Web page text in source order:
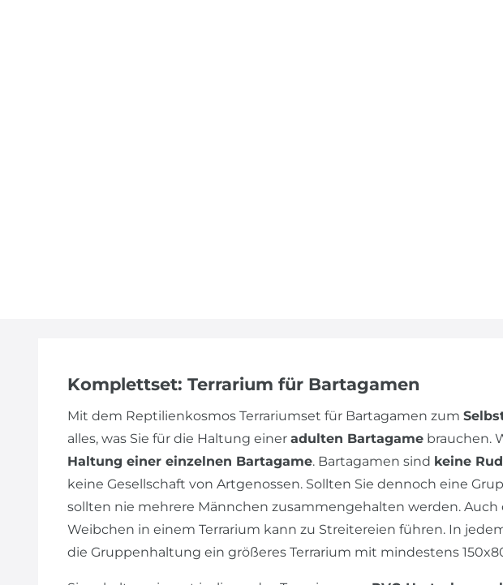
Komplettset: Terrarium für Bartagamen
Mit dem Reptilienkosmos Terrariumset für Bartagamen zum
alles, was Sie für die Haltung einer adulten Bartagame brauchen.
Haltung einer einzelnen Bartagame. Bartagamen sind keine
keine Gesellschaft von Artgenossen. Sollten Sie dennoch eine
sollten nie mehrere Männchen zusammengehalten werden.
Weibchen in einem Terrarium kann zu Streitereien führen. In
die Gruppenhaltung ein größeres Terrarium mit mindestens